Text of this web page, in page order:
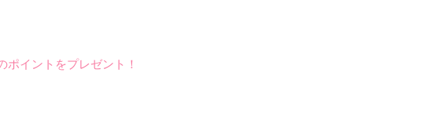
ポイントをプレゼント！